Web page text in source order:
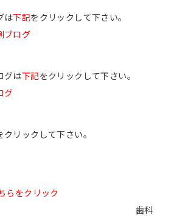
は下記をクリックして下さい。
ブログ
グは下記をクリックして下さい。
グ
クリックして下さい。
らをクリック
科